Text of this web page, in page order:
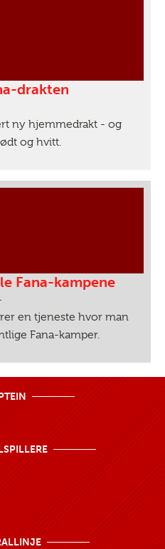
drakten
ny hjemmedrakt - og
og hvitt.
Fana-kampene
en tjeneste hvor man
Fana-kamper.